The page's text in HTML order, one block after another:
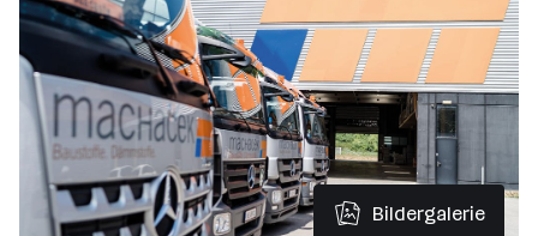
Bildergalerie